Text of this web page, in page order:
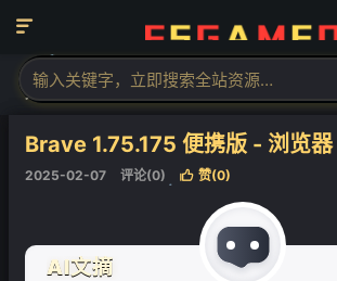

当前位置：福神网-专注分享最实用的软件、工具、资讯
文
Brave 1.75.175 便携版 - 浏览器
2025-02-07 评论(0)  赞(0)
AI文摘